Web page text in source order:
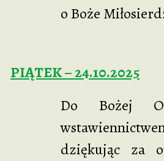
o Boże
PIĄTEK – 24.10.2025
Do Bożej
dziękując za